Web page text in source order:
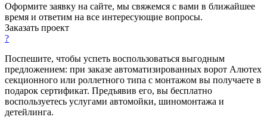
Оформите заявку на сайте, мы свяжемся с вами в ближайшее
время и ответим на все интересующие вопросы.
Заказать проект
?
Поспешите, чтобы успеть воспользоваться выгодным
предложением: при заказе автоматизированных ворот Алютех
секционного или роллетного типа с монтажом вы получаете в
подарок сертификат. Предъявив его, вы бесплатно
воспользуетесь услугами автомойки, шиномонтажа и
детейлинга.